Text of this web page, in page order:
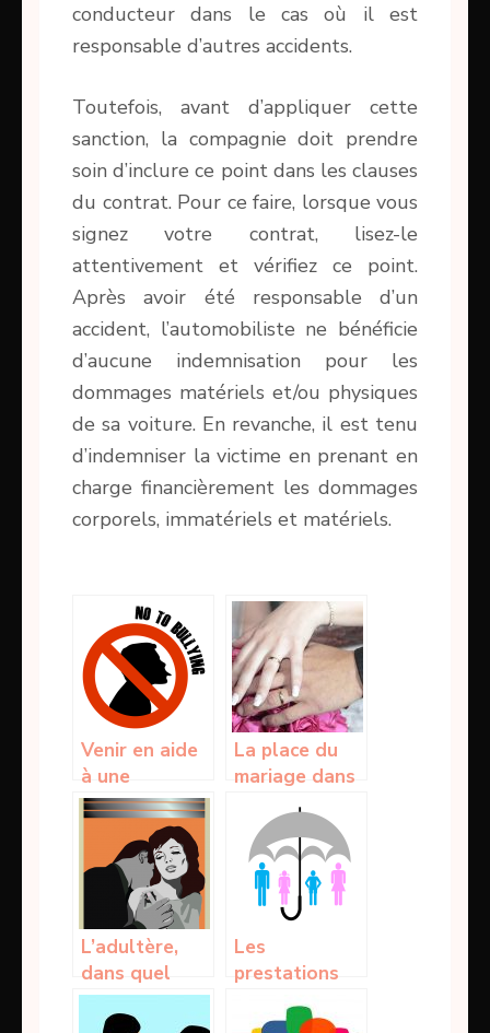
conducteur dans le cas où il est
responsable d’autres accidents.
Toutefois, avant d’appliquer cette
sanction, la compagnie doit prendre
soin d’inclure ce point dans les clauses
du contrat. Pour ce faire, lorsque vous
signez votre contrat, lisez-le
attentivement et vérifiez ce point.
Après avoir été responsable d’un
accident, l’automobiliste ne bénéficie
d’aucune indemnisation pour les
dommages matériels et/ou physiques
de sa voiture. En revanche, il est tenu
d’indemniser la victime en prenant en
charge financièrement les dommages
corporels, immatériels et matériels.
Venir en aide
à une
collègue
sexuellement
est un devoir
La place du
mariage dans
la société
actuelle!
L’adultère,
dans quel
condition
n’est elle pas
Les
prestations
de l’assurance
vie :